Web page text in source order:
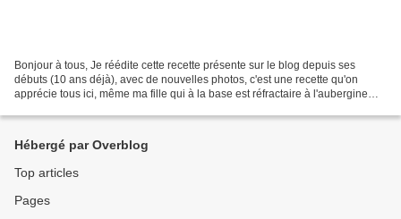
Bonjour à tous, Je réédite cette recette présente sur le blog depuis ses
débuts (10 ans déjà), avec de nouvelles photos, c'est une recette qu'on
apprécie tous ici, même ma fille qui à la base est réfractaire à l'aubergine
Hébergé par Overblog
Top articles
Pages